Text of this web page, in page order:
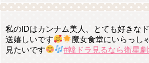
私のIDはカンナム美人、とても好きな
送嬉しいです
魔女食堂にいらっし
見たいです
#韓ドラ見るなら衛星